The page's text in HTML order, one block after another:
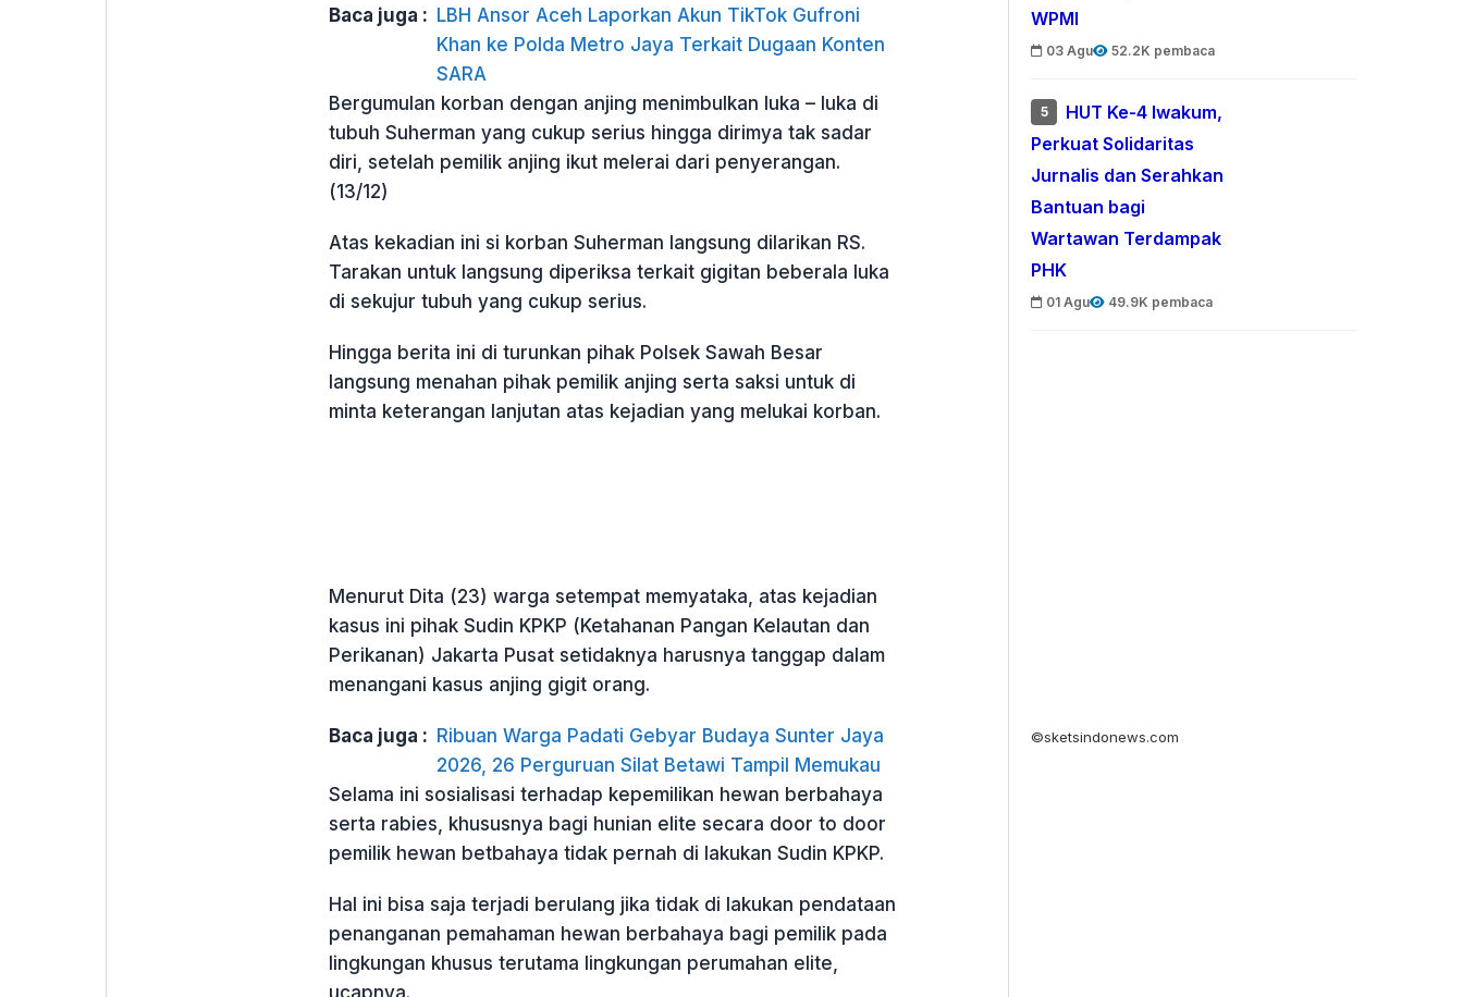
Baca juga : LBH Ansor Aceh Laporkan Akun TikTok Gufroni
Khan ke Polda Metro Jaya Terkait Dugaan Konten
SARA
Bergumulan korban dengan anjing menimbulkan luka – luka di
tubuh Suherman yang cukup serius hingga dirimya tak sadar
diri, setelah pemilik anjing ikut melerai dari penyerangan.
(13/12)
Atas kekadian ini si korban Suherman langsung dilarikan RS.
Tarakan untuk langsung diperiksa terkait gigitan beberala luka
di sekujur tubuh yang cukup serius.
Hingga berita ini di turunkan pihak Polsek Sawah Besar
langsung menahan pihak pemilik anjing serta saksi untuk di
minta keterangan lanjutan atas kejadian yang melukai korban.
Menurut Dita (23) warga setempat memyataka, atas kejadian
kasus ini pihak Sudin KPKP (Ketahanan Pangan Kelautan dan
Perikanan) Jakarta Pusat setidaknya harusnya tanggap dalam
menangani kasus anjing gigit orang.
Baca juga : Ribuan Warga Padati Gebyar Budaya Sunter Jaya
2026, 26 Perguruan Silat Betawi Tampil Memukau
Selama ini sosialisasi terhadap kepemilikan hewan berbahaya
serta rabies, khususnya bagi hunian elite secara door to door
pemilik hewan betbahaya tidak pernah di lakukan Sudin KPKP.
Hal ini bisa saja terjadi berulang jika tidak di lakukan pendataan
penanganan pemahaman hewan berbahaya bagi pemilik pada
lingkungan khusus terutama lingkungan perumahan elite,
WPMI
03 Agu 52.2K pembaca
5
HUT Ke-4 Iwakum,
Perkuat Solidaritas
Jurnalis dan Serahkan
Bantuan bagi
Wartawan Terdampak
PHK
01 Agu 49.9K pembaca
©sketsindonews.com